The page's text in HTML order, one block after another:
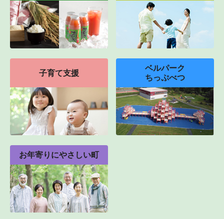
子育て支援
ベルパーク
ちっぷべつ
お年寄りにやさしい町